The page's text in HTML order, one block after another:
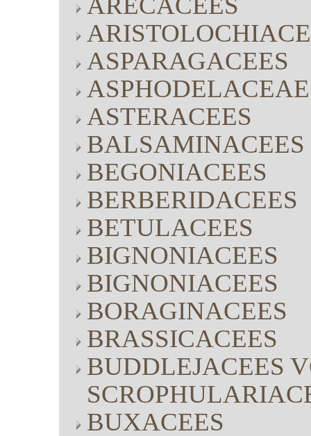
ASPARAGACEES
ASPHODELACEAE
ASTERACEES
BALSAMINACEES
BEGONIACEES
BERBERIDACEES
BETULACEES
BIGNONIACEES
BIGNONIACEES
BORAGINACEES
BRASSICACEES
BUDDLEJACEES
BUXACEES